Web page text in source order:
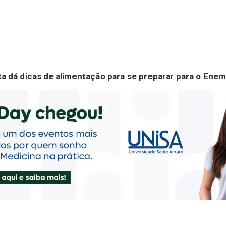
dá dicas de alimentação para se preparar para o Enem